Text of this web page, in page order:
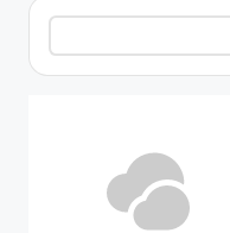
Buscar